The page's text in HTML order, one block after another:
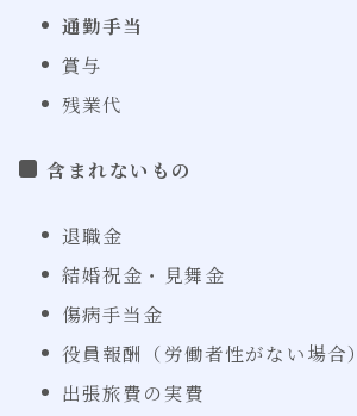
通勤手当
賞与
残業代
含まれないもの
退職金
結婚祝金・見舞金
傷病手当金
役員報酬（労働者性がない場合）
出張旅費の実費